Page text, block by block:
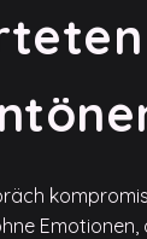
Emotionen,